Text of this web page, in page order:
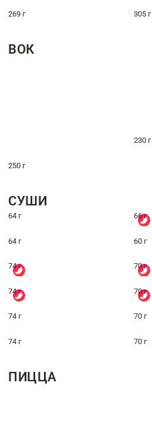
269 г 305 г
ВОК
230 г
250 г
СУШИ
64 г 66 г
64 г 60 г
74 г 70 г
74 г 70 г
74 г 70 г
74 г 70 г
ПИЦЦА